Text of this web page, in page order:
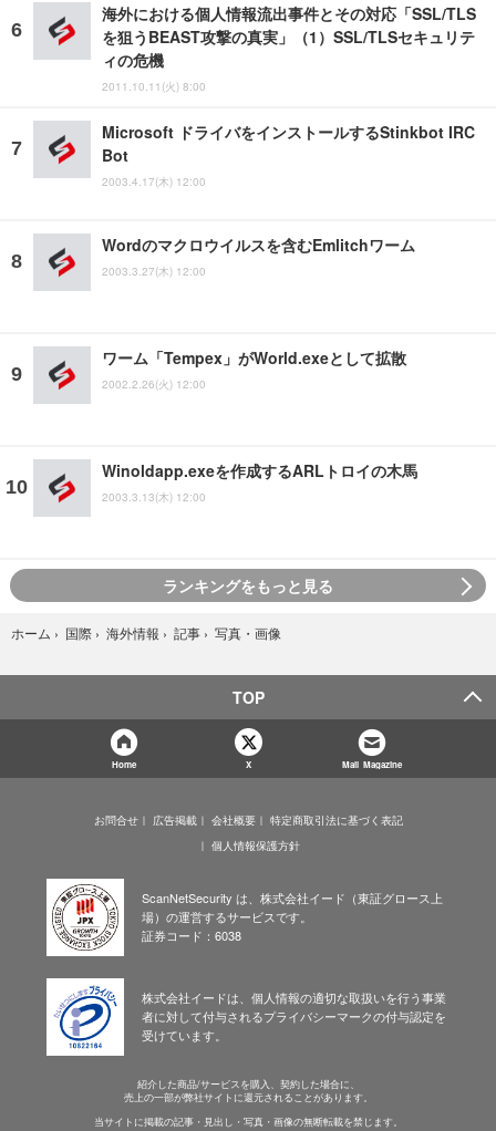
海外における個人情報流出事件とその対応「SSL/TLS
を狙うBEAST攻撃の真実」（1）SSL/TLSセキュリテ
ィの危機
2011.10.11(火) 8:00
Microsoft ドライバをインストールするStinkbot IRC
Bot
2003.4.17(木) 12:00
Wordのマクロウイルスを含むEmlitchワーム
2003.3.27(木) 12:00
ワーム「Tempex」がWorld.exeとして拡散
2002.2.26(火) 12:00
Winoldapp.exeを作成するARLトロイの木馬
2003.3.13(木) 12:00
ランキングをもっと見る
ホーム › 国際 › 海外情報 › 記事 › 写真・画像
TOP
Home X Mail Magazine
お問合せ 広告掲載 会社概要
特定商取引法に基づく表記
個人情報保護方針
ScanNetSecurity は、株式会社イード（東証グロース上
場）の運営するサービスです。
証券コード：6038
株式会社イードは、個人情報の適切な取扱いを行う事業
者に対して付与されるプライバシーマークの付与認定を
受けています。
紹介した商品/サービスを購入、契約した場合に、
売上の一部が弊社サイトに還元されることがあります。
当サイトに掲載の記事・見出し・写真・画像の無断転載を禁じます。